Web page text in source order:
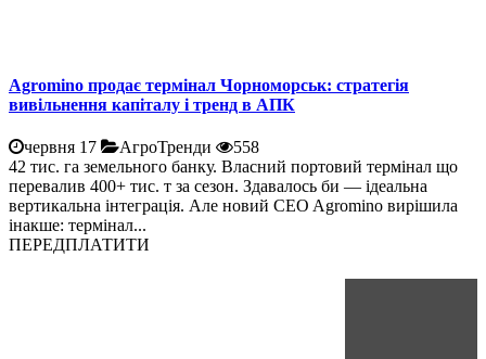
Agromino продає термінал Чорноморськ: стратегія
вивільнення капіталу і тренд в АПК
червня 17 АгроТренди
558
42 тис. га земельного банку. Власний портовий термінал що
перевалив 400+ тис. т за сезон. Здавалось би — ідеальна
вертикальна інтеграція. Але новий CEO Agromino вирішила
інакше: термінал...
ПЕРЕДПЛАТИТИ